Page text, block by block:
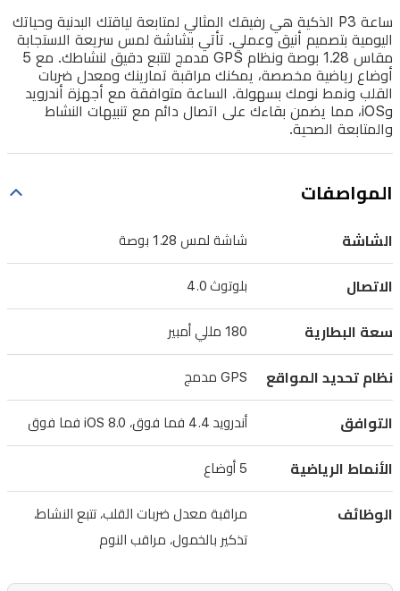
GPS
مدمج
لتتبع
دقيق
لنشاطك.
مع
أوضاع
رياضية
يمكنك
مراقبة
تمارينك
ضربات
القلب
ونمط
نومك
الساعة
مع
ساعة P3 الذكية هي رفيقك المثالي لمتابعة لياقتك البدنية وحياتك
اليومية بتصميم أنيق وعملي. تأتي بشاشة لمس سريعة الاستجابة
مقاس 1.28 بوصة ونظام GPS مدمج لتتبع دقيق لنشاطك. مع 5
أوضاع رياضية مخصصة، يمكنك مراقبة تمارينك ومعدل ضربات
القلب ونمط نومك بسهولة. الساعة متوافقة مع أجهزة أندرويد
وiOS، مما يضمن بقاءك على اتصال دائم مع تنبيهات النشاط
والمتابعة الصحية.
المواصفات
الشاشة شاشة لمس 1.28 بوصة
الاتصال بلوتوث 4.0
سعة البطارية 180 مللي أمبير
نظام تحديد المواقع GPS مدمج
التوافق أندرويد 4.4 فما فوق، iOS 8.0 فما فوق
الأنماط الرياضية 5 أوضاع
الوظائف
مراقبة معدل ضربات القلب، تتبع النشاط،
تذكير بالخمول، مراقب النوم